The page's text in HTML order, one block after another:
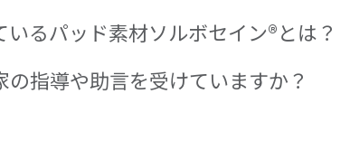
いるパッド素材ソルボセイン®とは？
の指導や助言を受けていますか？